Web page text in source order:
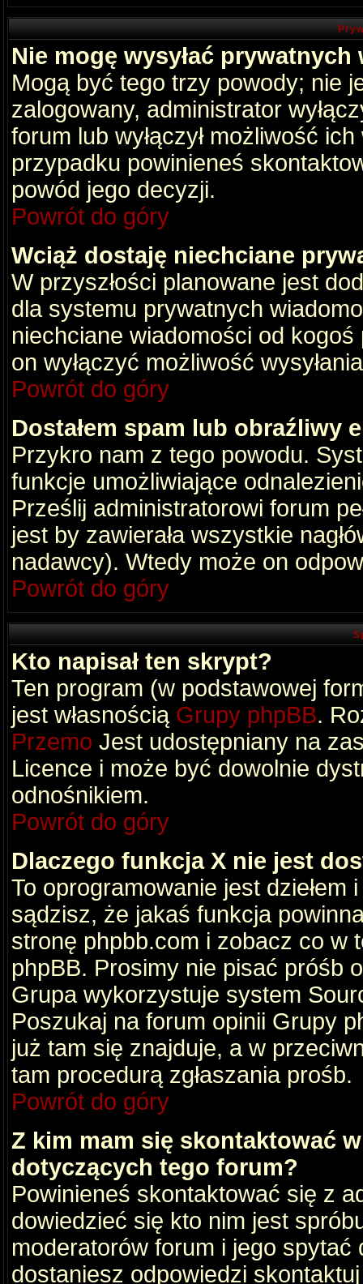
Nie mogę wysyłać
Mogą być tego trzy powody; nie
zalogowany, administrator
forum lub wyłączył możliwość
przypadku powinieneś
powód jego decyzji.
Powrót do góry
Wciąż dostaję niechciane
W przyszłości planowane jest
dla systemu prywatnych
niechciane wiadomości od
on wyłączyć możliwość
Powrót do góry
Dostałem spam lub obraźliwy
Przykro nam z tego powodu.
funkcje umożliwiające
Prześlij administratorowi forum
jest by zawierała wszystkie
nadawcy). Wtedy może on
Powrót do góry
Kto napisał ten skrypt?
Ten program (w podstawowej
jest własnością Grupy phpBB.
Przemo Jest udostępniany na
Licence i może być dowolnie
odnośnikiem.
Powrót do góry
Dlaczego funkcja X nie jest
To oprogramowanie jest dziełem
sądzisz, że jakaś funkcja
stronę phpbb.com i zobacz co w
phpBB. Prosimy nie pisać próśb
Grupa wykorzystuje system
Poszukaj na forum opinii Grupy
już tam się znajduje, a w
tam procedurą zgłaszania prośb.
Powrót do góry
Z kim mam się skontaktować
dotyczących tego forum?
Powinieneś skontaktować się z
dowiedzieć się kto nim jest
moderatorów forum i jego
dostaniesz odpowiedzi